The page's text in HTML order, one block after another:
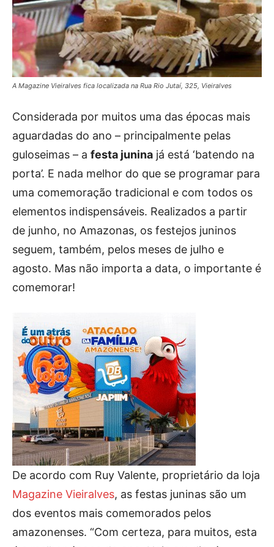
A Magazine Vieiralves fica localizada na Rua Rio Jutaí, 325, Vieiralves
Considerada por muitos uma das épocas mais
aguardadas do ano – principalmente pelas
guloseimas – a festa junina já está ‘batendo na
porta’. E nada melhor do que se programar para
uma comemoração tradicional e com todos os
elementos indispensáveis. Realizados a partir
de junho, no Amazonas, os festejos juninos
seguem, também, pelos meses de julho e
agosto. Mas não importa a data, o importante é
comemorar!
De acordo com Ruy Valente, proprietário da loja
Magazine Vieiralves, as festas juninas são um
dos eventos mais comemorados pelos
amazonenses. “Com certeza, para muitos, esta